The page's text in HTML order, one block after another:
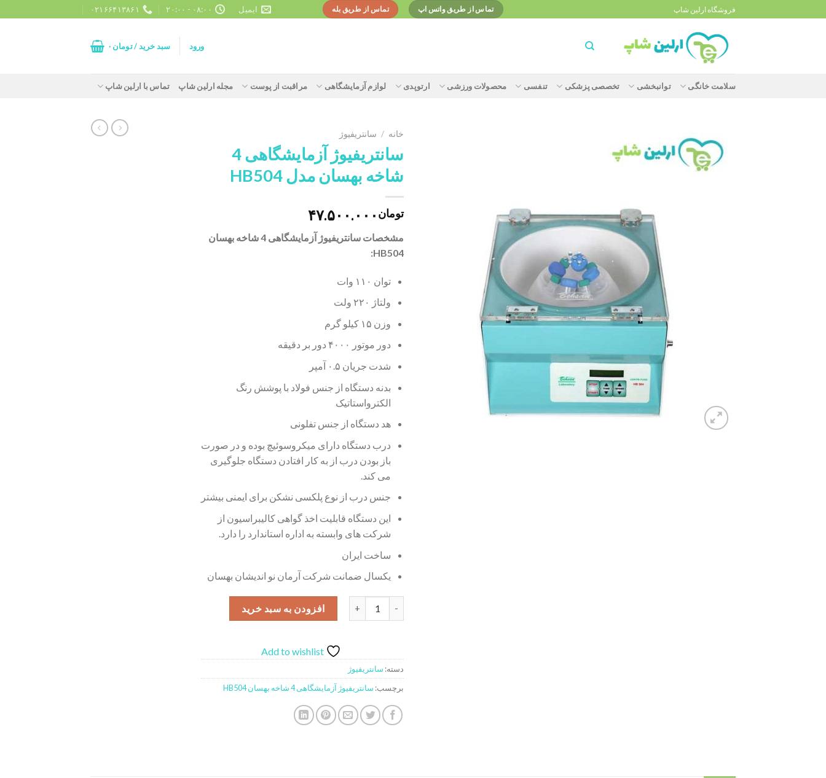
to
فروشگاه ارلین شاپ تماس از طریق واتس اپ تماس از طریق بله ایمیل ۰۸:۰۰ - ۲۰:۰۰ ۰۲۱۶۶۴۱۳۸۶۱
ورود سبد خرید /تومان ۰
سلامت خانگی توانبخشی تخصصی پزشکی تنفسی محصولات ورزشی ارتوپدی لوازم آزمایشگاهی مراقبت از پوست مجله ارلین شاپ تماس با ارلین شاپ
خانه / سانتریفیوژ
سانتریفیوژ آزمایشگاهی 4
شاخه بهسان مدل HB504
تومان ۴۷.۵۰۰.۰۰۰
مشخصات سانتریفیوژ آزمایشگاهی 4 شاخه بهسان
HB504:
توان ۱۱۰ وات
ولتاژ ۲۲۰ ولت
وزن ۱۵ کیلو گرم
دور موتور ۴۰۰۰ دور بر دقیقه
شدت جریان ۰.۵ آمپر
بدنه دستگاه از جنس فولاد با پوشش رنگ
الکترواستاتیک
هد دستگاه از جنس تفلونی
درب دستگاه دارای میکروسوئیچ بوده و در صورت
باز بودن درب از به کار افتادن دستگاه جلوگیری
می کند.
جنس درب از نوع پلکسی نشکن برای ایمنی بیشتر
این دستگاه قابلیت اخذ گواهی کالیبراسیون از
شرکت های وابسته به اداره استاندارد را دارد.
ساخت ایران
یکسال ضمانت شرکت آرمان نو اندیشان بهسان
سانتریفیوژ آزمایشگاهی 4 شاخه بهسان مدل HB504 عددافزودن به سبد خرید
Add to wishlist
دسته: سانتریفیوژ
برچسب: سانتریفیوژ آزمایشگاهی 4 شاخه بهسان HB504